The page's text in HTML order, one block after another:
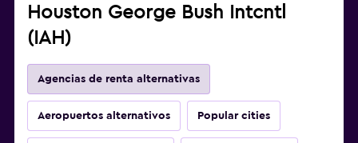
Houston George Bush Intcntl
(IAH)
Agencias de renta alternativas
Aeropuertos alternativos Popular cities